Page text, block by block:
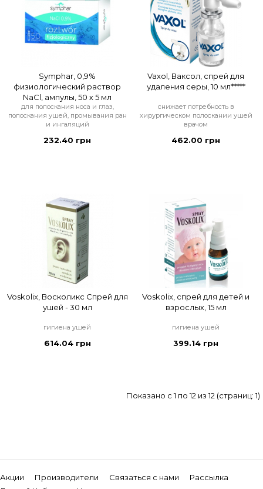
Symphar, 0,9%
физиологический раствор
NaCl, ампулы, 50 х 5 мл
для полоскания носа и глаз,
полоскания ушей, промывания ран
и ингаляций
232.40 грн
Vaxol, Ваксол, спрей для
удаления серы, 10 мл*****
снижает потребность в
хирургическом полоскании ушей
врачом
462.00 грн
Voskolix, Восколикс Спрей для
ушей - 30 мл
гигиена ушей
614.04 грн
Voskolix, спрей для детей и
взрослых, 15 мл
гигиена ушей
399.14 грн
Показано с 1 по 12 из 12 (страниц: 1)
Акции Производители Связаться с нами
Рассылка